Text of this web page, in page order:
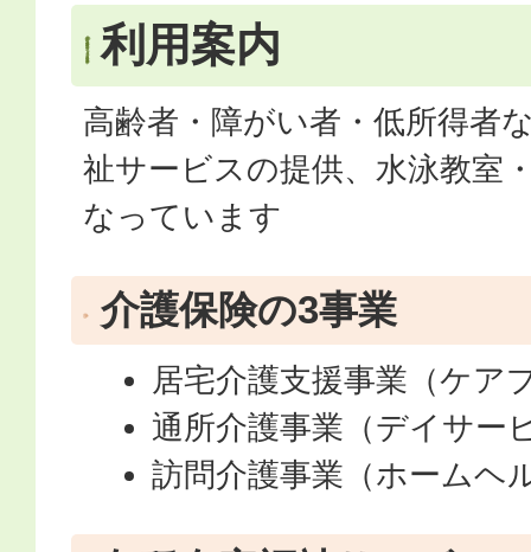
利用案内
高齢者・障がい者・低所得者
祉サービスの提供、水泳教室
なっています
介護保険の3事業
居宅介護支援事業（ケア
通所介護事業（デイサー
訪問介護事業（ホームヘ